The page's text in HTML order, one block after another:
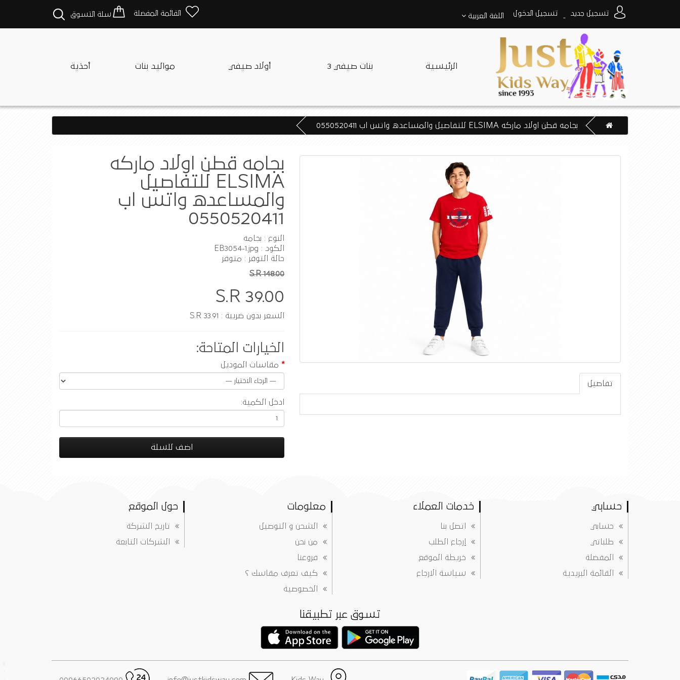
القائمة المفضلة سلة التسوق تسجيل جديد
-
تسجيل الدخول اللغة العربية
الرئيسية بنات صيفي 3 أولاد صيفي مواليد بنات أحذية
بجامه قطن اولاد ماركه ELSIMA للتفاصيل والمساعده واتس اب 0550520411
تفاصيل
بجامه قطن اولاد ماركه
ELSIMA للتفاصيل
والمساعده واتس اب
0550520411
النوع : بجامه
الكود : EB3054-1.jpg
حالة التوفر : متوفر
S.R 148.00
S.R 39.00
السعر بدون ضريبة : S.R 33.91
الخيارات المتاحة:
مقاسات الموديل
ادخل الكمية:
اضف للسلة
حسابي
حسابي
طلباتي
المفضلة
القائمة البريدية
خدمات العملاء
اتصل بنا
إرجاع الطلب
خريطة الموقع
سياسة الارجاع
معلومات
الشحن و التوصيل
من نحن
فروعنا
كيف تعرف مقاسك ؟
الخصوصية
حول الموقع
تاريخ الشركة
الشركات التابعة
تسوق عبر تطبيقنا